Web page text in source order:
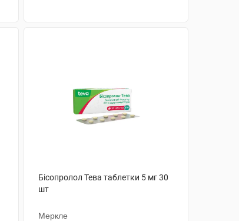
Бісопролол Тева таблетки 5 мг 30
шт
Меркле